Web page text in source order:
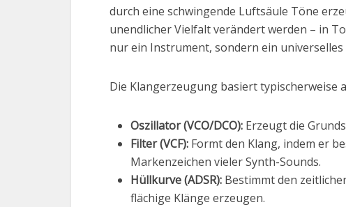
durch eine schwingende Luftsäule Töne
unendlicher Vielfalt verändert werden – in
nur ein Instrument, sondern ein universelles
Die Klangerzeugung basiert typischerweise
Oszillator (VCO/DCO): Erzeugt die
Filter (VCF): Formt den Klang, indem er
Markenzeichen vieler Synth-Sounds.
Hüllkurve (ADSR): Bestimmt den
flächige Klänge erzeugen.